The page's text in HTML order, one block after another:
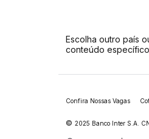
Escolha outro país
conteúdo
Confira Nossas Vagas
© 2025 Banco Inter S.A.